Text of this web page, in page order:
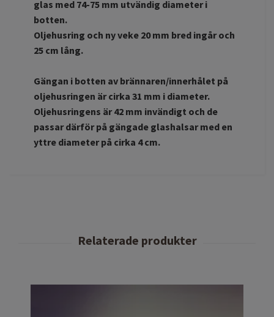
glas med 74-75 mm utvändig diameter i
botten.
Oljehusring och ny veke 20 mm bred ingår och
25 cm lång.
Gängan i botten av brännaren/innerhålet på
oljehusringen är cirka 31 mm i diameter.
Oljehusringens är 42 mm invändigt och de
passar därför på gängade glashalsar med en
yttre diameter på cirka 4 cm.